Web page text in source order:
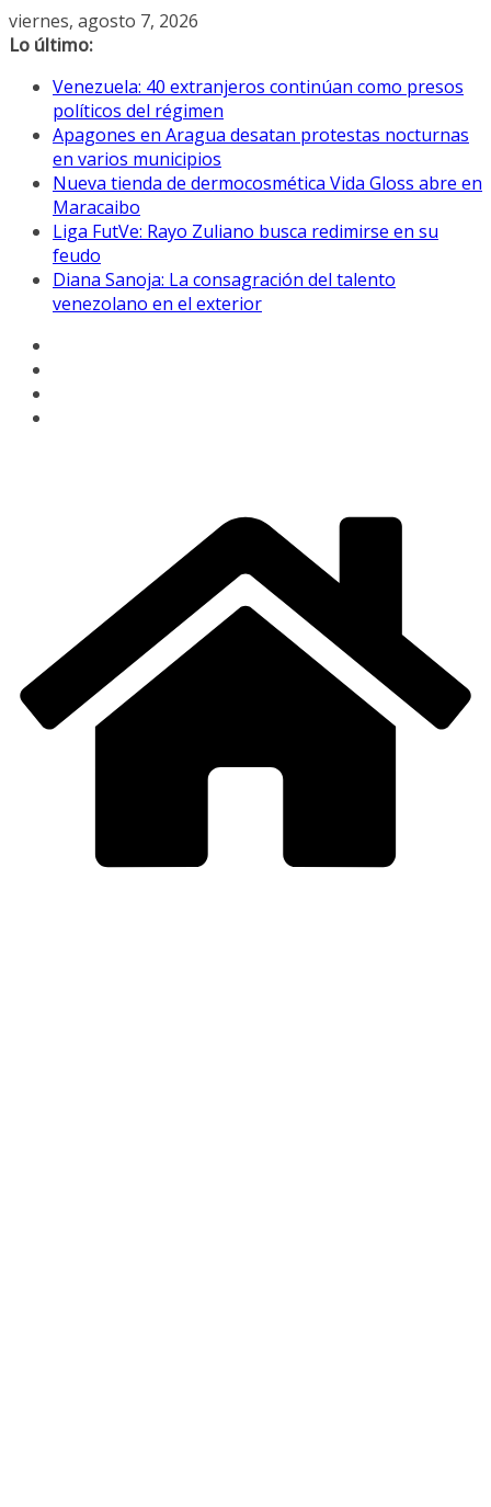
Saltar
al
viernes, agosto 7, 2026
Lo último:
Venezuela: 40 extranjeros continúan como presos
políticos del régimen
Apagones en Aragua desatan protestas nocturnas
en varios municipios
Nueva tienda de dermocosmética Vida Gloss abre en
Maracaibo
Liga FutVe: Rayo Zuliano busca redimirse en su
feudo
Diana Sanoja: La consagración del talento
venezolano en el exterior